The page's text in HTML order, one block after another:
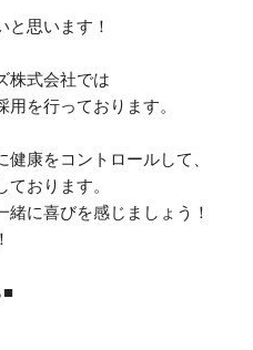
と思います！
株式会社では
を行っております。
康をコントロールして、
おります。
に喜びを感じましょう！